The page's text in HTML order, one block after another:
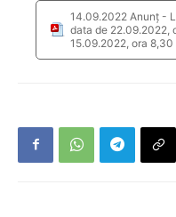
14.09.2022 Anunț -
data de 22.09.2022,
15.09.2022, ora 8,30